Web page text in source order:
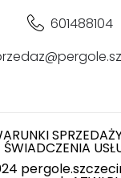
601488104
ŚWIADCZENIA